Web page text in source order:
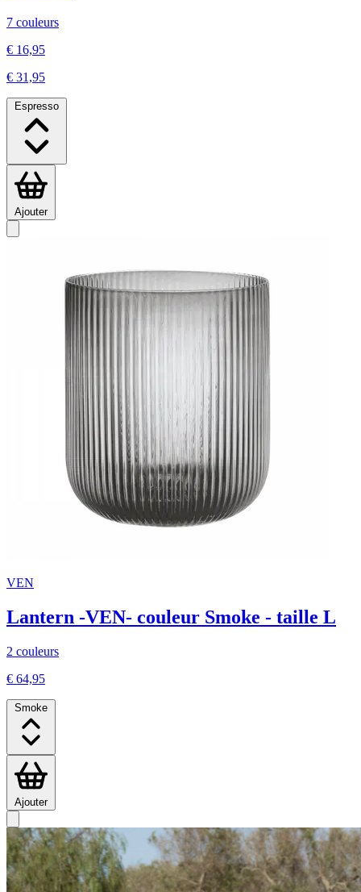
7 couleurs
€ 16,95
€ 31,95
Espresso
Ajouter
VEN
Lantern -VEN- couleur Smoke - taille L
2 couleurs
€ 64,95
Smoke
Ajouter